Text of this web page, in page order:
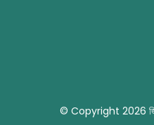
© Copyright 2026